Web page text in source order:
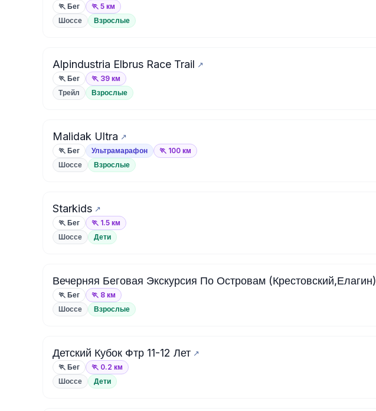
🏃 Бег 🏃 5 км
Шоссе Взрослые
Alpindustria Elbrus Race Trail
🏃 Бег 🏃 39 км
Трейл Взрослые
Malidak Ultra
🏃 Бег Ультрамарафон 🏃 100 км
Шоссе Взрослые
Starkids
🏃 Бег 🏃 1.5 км
Шоссе Дети
Вечерняя Беговая Экскурсия По Островам (Крестовский,Елагин)
🏃 Бег 🏃 8 км
Шоссе Взрослые
Детский Кубок Фтр 11-12 Лет
🏃 Бег 🏃 0.2 км
Шоссе Дети